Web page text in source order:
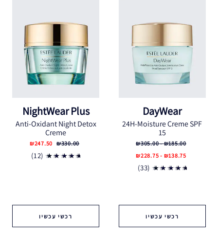
DayWear
24H-Moisture Creme SPF
15
₪185.00 - ₪305.00
₪138.75 - ₪228.75
(33)
רכשי עכשיו
NightWear Plus
Anti-Oxidant Night Detox
Creme
₪330.00
₪247.50
(12)
רכשי עכשיו